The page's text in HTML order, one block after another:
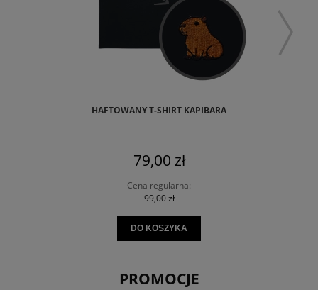
HAFTOWANY T-SHIRT KAPIBARA
79,00 zł
Cena regularna:
99,00 zł
DO KOSZYKA
PROMOCJE